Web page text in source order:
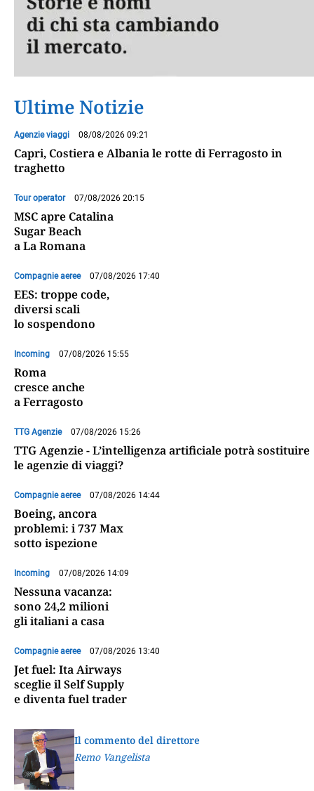
Ultime Notizie
Agenzie viaggi 08/08/2026 09:21
Capri, Costiera e Albania le rotte di Ferragosto in
traghetto
Tour operator 07/08/2026 20:15
MSC apre Catalina
Sugar Beach
a La Romana
Compagnie aeree 07/08/2026 17:40
EES: troppe code,
diversi scali
lo sospendono
Incoming 07/08/2026 15:55
Roma
cresce anche
a Ferragosto
TTG Agenzie 07/08/2026 15:26
TTG Agenzie - L’intelligenza artificiale potrà sostituire
le agenzie di viaggi?
Compagnie aeree 07/08/2026 14:44
Boeing, ancora
problemi: i 737 Max
sotto ispezione
Incoming 07/08/2026 14:09
Nessuna vacanza:
sono 24,2 milioni
gli italiani a casa
Compagnie aeree 07/08/2026 13:40
Jet fuel: Ita Airways
sceglie il Self Supply
e diventa fuel trader
Il commento del direttore
Remo Vangelista